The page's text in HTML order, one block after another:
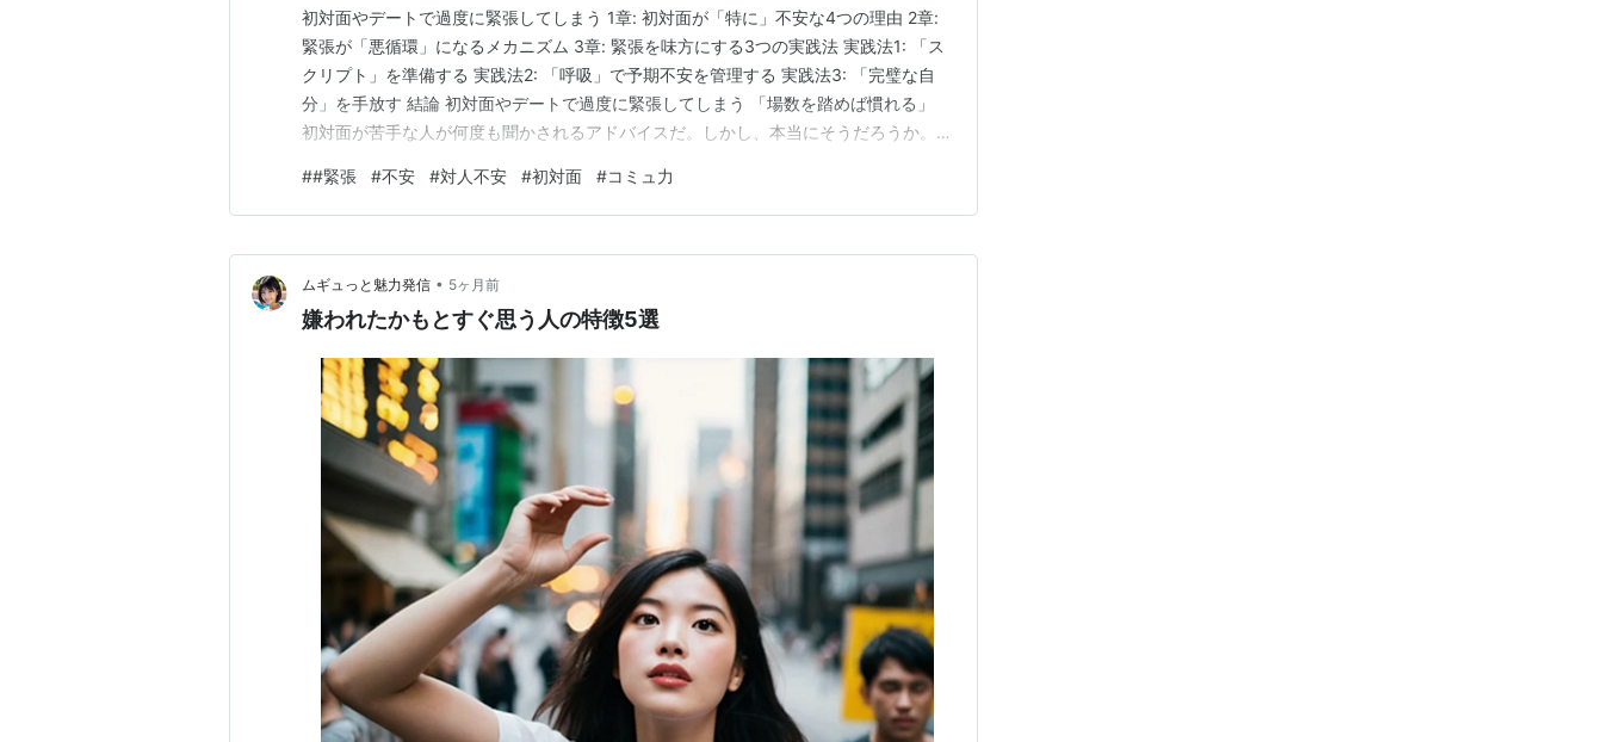
初対面やデートで過度に緊張してしまう 1章: 初対面が「特に」不安な4つの理由 2章:
緊張が「悪循環」になるメカニズム 3章: 緊張を味方にする3つの実践法 実践法1: 「ス
クリプト」を準備する 実践法2: 「呼吸」で予期不安を管理する 実践法3: 「完璧な自
分」を手放す 結論 初対面やデートで過度に緊張してしまう 「場数を踏めば慣れる」
初対面が苦手な人が何度も聞かされるアドバイスだ。しかし、本当にそうだろうか。何
うか。 Aさん（20代後半・IT関連職）は、マッチングアプリで多くの人と出会ってい
た。メッセージのや…
##緊張 #不安 #対人不安 #初対面 #コミュ力
ムギュっと魅力発信 • 5ヶ月前
嫌われたかもとすぐ思う人の特徴5選